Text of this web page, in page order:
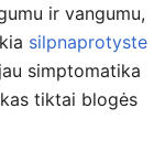
ir vangumu,
silpnaprotyste
simptomatika
tiktai blogės